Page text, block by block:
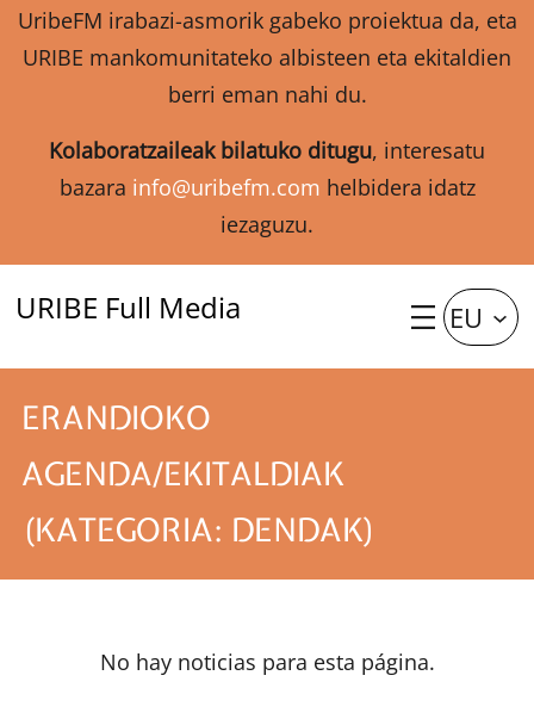
UribeFM irabazi-asmorik gabeko proiektua da, eta
URIBE mankomunitateko albisteen eta ekitaldien
berri eman nahi du.
Kolaboratzaileak bilatuko ditugu, interesatu
bazara info@uribefm.com helbidera idatz
iezaguzu.
URIBE Full Media EU
ERANDIOKO
AGENDA/EKITALDIAK
(KATEGORIA: DENDAK)
No hay noticias para esta página.